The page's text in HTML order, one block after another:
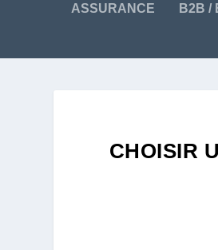
ASSURANCE B2B /
CHOISIR